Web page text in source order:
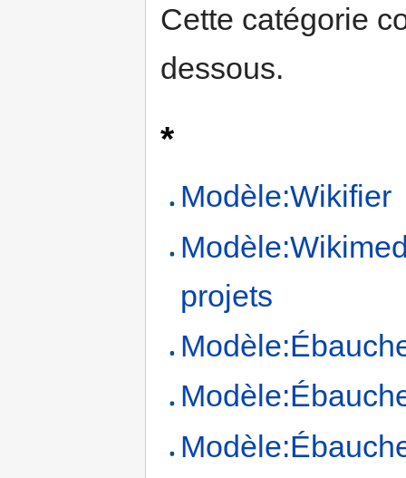
Cette catégorie
dessous.
*
Modèle:Wikifier
projets